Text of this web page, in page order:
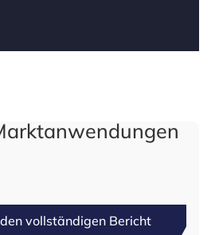
vollständigen Bericht